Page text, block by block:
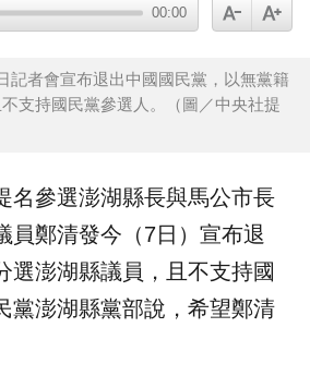
00:00
記者會宣布退出中國國民黨，以無黨籍
支持國民黨參選人。（圖／中央社提
名參選澎湖縣長與馬公市長
員鄭清發今（7日）宣布退
選澎湖縣議員，且不支持國
黨澎湖縣黨部說，希望鄭清